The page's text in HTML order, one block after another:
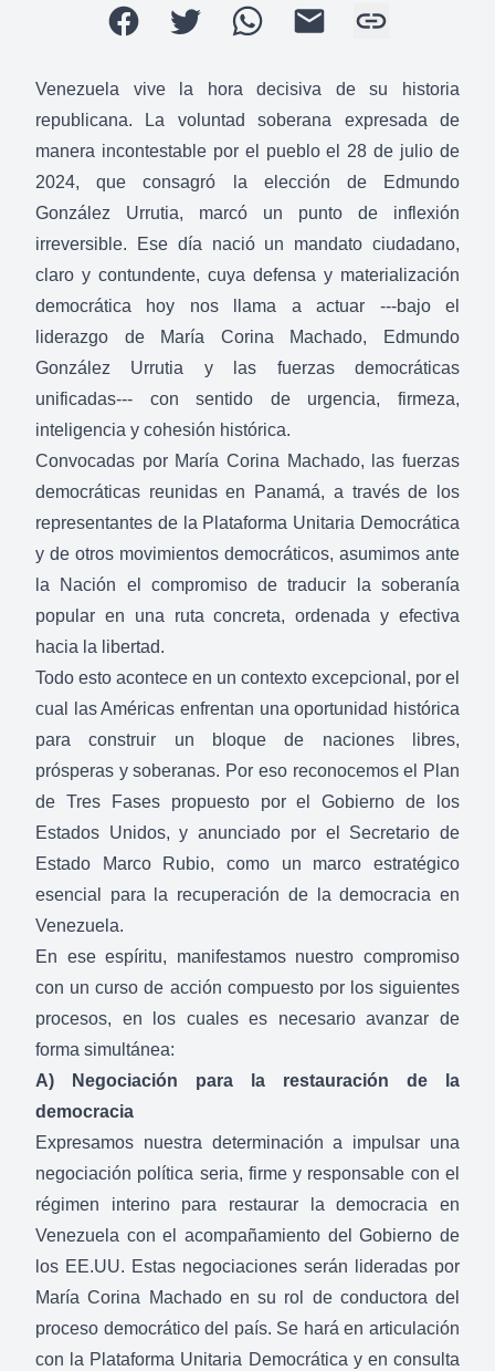
Venezuela vive la hora decisiva de su historia
republicana. La voluntad soberana expresada de
manera incontestable por el pueblo el 28 de julio de
2024, que consagró la elección de Edmundo
González Urrutia, marcó un punto de inflexión
irreversible. Ese día nació un mandato ciudadano,
claro y contundente, cuya defensa y materialización
democrática hoy nos llama a actuar ---bajo el
liderazgo de María Corina Machado, Edmundo
González Urrutia y las fuerzas democráticas
unificadas--- con sentido de urgencia, firmeza,
inteligencia y cohesión histórica.
Convocadas por María Corina Machado, las fuerzas
democráticas reunidas en Panamá, a través de los
representantes de la Plataforma Unitaria Democrática
y de otros movimientos democráticos, asumimos ante
la Nación el compromiso de traducir la soberanía
popular en una ruta concreta, ordenada y efectiva
hacia la libertad.
Todo esto acontece en un contexto excepcional, por el
cual las Américas enfrentan una oportunidad histórica
para construir un bloque de naciones libres,
prósperas y soberanas. Por eso reconocemos el Plan
de Tres Fases propuesto por el Gobierno de los
Estados Unidos, y anunciado por el Secretario de
Estado Marco Rubio, como un marco estratégico
esencial para la recuperación de la democracia en
Venezuela.
En ese espíritu, manifestamos nuestro compromiso
con un curso de acción compuesto por los siguientes
procesos, en los cuales es necesario avanzar de
forma simultánea:
A) Negociación para la restauración de la
democracia
Expresamos nuestra determinación a impulsar una
negociación política seria, firme y responsable con el
régimen interino para restaurar la democracia en
Venezuela con el acompañamiento del Gobierno de
los EE.UU. Estas negociaciones serán lideradas por
María Corina Machado en su rol de conductora del
proceso democrático del país. Se hará en articulación
con la Plataforma Unitaria Democrática y en consulta